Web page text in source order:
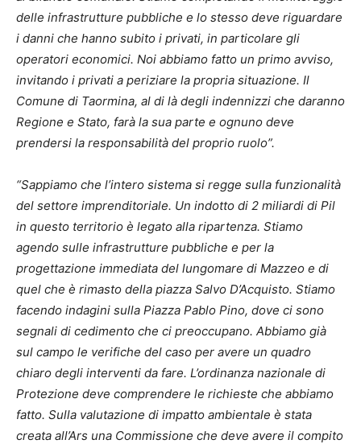
delle infrastrutture pubbliche e lo stesso deve riguardare
i danni che hanno subito i privati, in particolare gli
operatori economici. Noi abbiamo fatto un primo avviso,
invitando i privati a periziare la propria situazione. Il
Comune di Taormina, al di là degli indennizzi che daranno
Regione e Stato, farà la sua parte e ognuno deve
prendersi la responsabilità del proprio ruolo”.
“Sappiamo che l’intero sistema si regge sulla funzionalità
del settore imprenditoriale. Un indotto di 2 miliardi di Pil
in questo territorio è legato alla ripartenza. Stiamo
agendo sulle infrastrutture pubbliche e per la
progettazione immediata del lungomare di Mazzeo e di
quel che è rimasto della piazza Salvo D’Acquisto. Stiamo
facendo indagini sulla Piazza Pablo Pino, dove ci sono
segnali di cedimento che ci preoccupano. Abbiamo già
sul campo le verifiche del caso per avere un quadro
chiaro degli interventi da fare. L’ordinanza nazionale di
Protezione deve comprendere le richieste che abbiamo
fatto. Sulla valutazione di impatto ambientale è stata
creata all’Ars una Commissione che deve avere il compito